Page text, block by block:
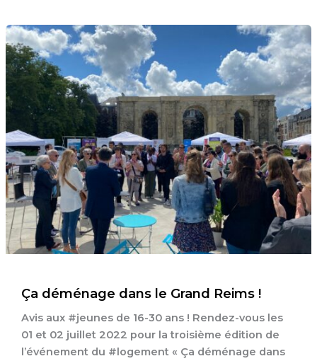
Ça déménage dans le Grand Reims !
Avis aux #jeunes de 16-30 ans ! Rendez-vous les
01 et 02 juillet 2022 pour la troisième édition de
l’événement du #logement « Ça déménage dans